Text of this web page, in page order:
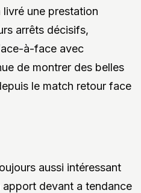
livré une prestation
arrêts décisifs,
à-face avec
de montrer des belles
le match retour face
aussi intéressant
devant a tendance